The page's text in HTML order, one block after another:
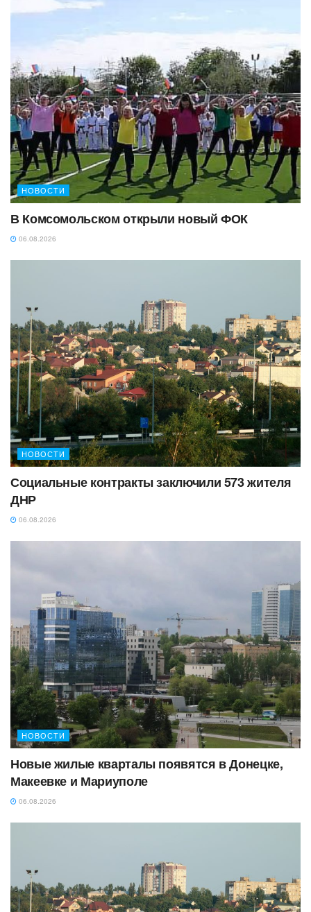
НОВОСТИ
В Комсомольском открыли новый ФОК
06.08.2026
НОВОСТИ
Социальные контракты заключили 573 жителя
ДНР
06.08.2026
НОВОСТИ
Новые жилые кварталы появятся в Донецке,
Макеевке и Мариуполе
06.08.2026